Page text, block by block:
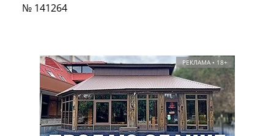
№ 141264
РЕКЛАМА • 18+